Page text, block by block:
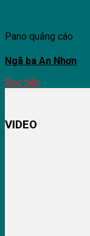
Pano quảng cáo
Ngã ba An Nhơn
Đọc tiếp
VIDEO